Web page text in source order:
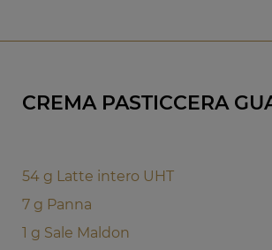
CREMA PASTICCERA
54 g Latte intero UHT
7 g Panna
1 g Sale Maldon